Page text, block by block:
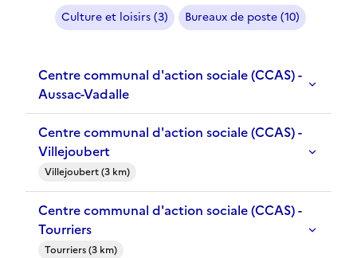
Culture et loisirs (3)
Bureaux de poste (10)
Centre communal d'action sociale (CCAS) -
Aussac-Vadalle
Centre communal d'action sociale (CCAS) -
Villejoubert
Villejoubert (3 km)
Centre communal d'action sociale (CCAS) -
Tourriers
Tourriers (3 km)